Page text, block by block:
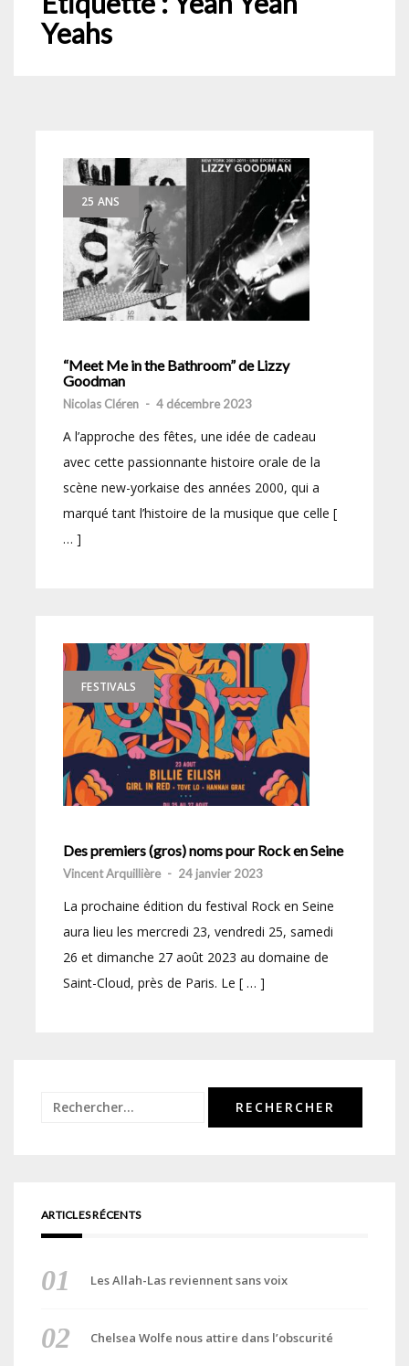
Yeahs
25 ANS
“Meet Me in the Bathroom” de Lizzy
Goodman
Nicolas Cléren - 4 décembre 2023
A l’approche des fêtes, une idée de cadeau
avec cette passionnante histoire orale de la
scène new-yorkaise des années 2000, qui a
marqué tant l’histoire de la musique que celle [
… ]
FESTIVALS
Des premiers (gros) noms pour Rock en Seine
Vincent Arquillière - 24 janvier 2023
La prochaine édition du festival Rock en Seine
aura lieu les mercredi 23, vendredi 25, samedi
26 et dimanche 27 août 2023 au domaine de
Saint-Cloud, près de Paris. Le [ … ]
Rechercher :
ARTICLES RÉCENTS
Les Allah-Las reviennent sans voix
Chelsea Wolfe nous attire dans l’obscurité